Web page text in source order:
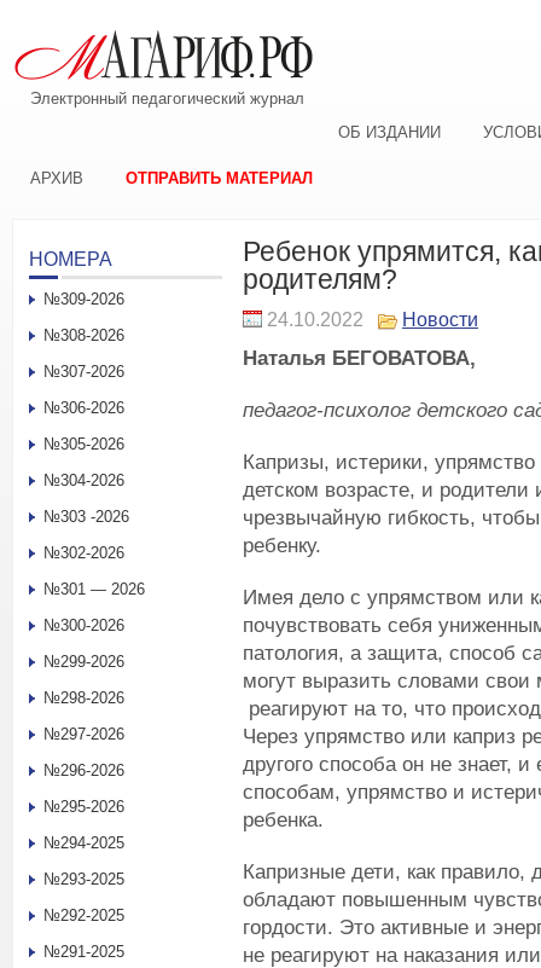
Электронный педагогический журнал
ОБ ИЗДАНИИ
АРХИВ ОТПРАВИТЬ МАТЕРИАЛ
Ребенок упрямится,
родителям?
24.10.2022 Новости
Наталья БЕГОВАТОВА,
педагог-психолог детского
Капризы, истерики,
детском возрасте, и
чрезвычайную гибкость,
ребенку.
Имея дело с упрямством или
почувствовать себя
патология, а защита, способ
могут выразить словами
реагируют на то, что
Через упрямство или каприз
другого способа он не знает,
способам, упрямство и
ребенка.
Капризные дети, как
обладают повышенным
гордости. Это активные и
не реагируют на наказания
НОМЕРА
№309-2026
№308-2026
№307-2026
№306-2026
№305-2026
№304-2026
№303 -2026
№302-2026
№301 — 2026
№300-2026
№299-2026
№298-2026
№297-2026
№296-2026
№295-2026
№294-2025
№293-2025
№292-2025
№291-2025